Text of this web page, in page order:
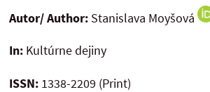
Autor/ Author: Stanislava Moyšová
In: Kultúrne dejiny
ISSN: 1338-2209 (Print)